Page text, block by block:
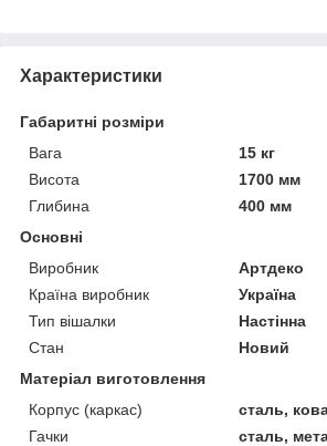
Характеристики
Габаритні розміри
Вага
15 кг
Висота
1700 мм
Глибина
400 мм
Основні
Виробник
Артдеко
Країна виробник
Україна
Тип вішалки
Настінна
Стан
Новий
Матеріал виготовлення
Корпус (каркас)
сталь,
Гачки
сталь,